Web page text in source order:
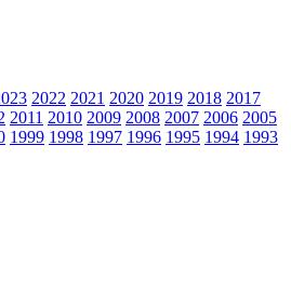
2022 2021 2020 2019 2018 2017
2011 2010 2009 2008 2007 2006 2005
1999 1998 1997 1996 1995 1994 1993